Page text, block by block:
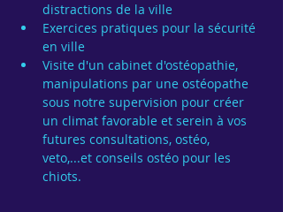
distractions de la ville
Exercices pratiques pour la sécurité
en ville
Visite d'un cabinet d'ostéopathie,
manipulations par une ostéopathe
sous notre supervision pour créer
un climat favorable et serein à vos
futures consultations, ostéo,
veto,...et conseils ostéo pour les
chiots.